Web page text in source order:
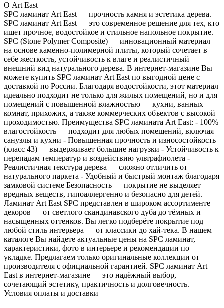
О Art East
SPC ламинат Art East — прочность камня и эстетика дерева.
SPC ламинат Art East — это современное решение для тех, кто
ищет прочное, водостойкое и стильное напольное покрытие.
SPC (Stone Polymer Composite) — инновационный материал
на основе каменно-полимерной плиты, который сочетает в
себе жесткость, устойчивость к влаге и реалистичный
внешний вид натурального дерева. В интернет-магазине Вы
можете купить SPC ламинат Art East по выгодной цене с
доставкой по России. Благодаря водостойкости, этот материал
идеально подходит не только для жилых помещений, но и для
помещений с повышенной влажностью — кухни, ванных
комнат, прихожих, а также коммерческих объектов с высокой
проходимостью. Преимущества SPC ламината Art East: - 100%
влагостойкость — подходит для любых помещений, включая
санузлы и кухни - Повышенная прочность и износостойкость
(класс 43) — выдерживает большие нагрузки - Устойчивость к
перепадам температур и воздействию ультрафиолета -
Реалистичная текстура дерева — сложно отличить от
натурального паркета - Удобный и быстрый монтаж благодаря
замковой системе Безопасность — покрытие не выделяет
вредных веществ, гипоаллергенно и безопасно для детей.
Ламинат Art East SPC представлен в широком ассортименте
декоров — от светлого скандинавского дуба до тёмных и
насыщенных оттенков. Вы легко подберёте покрытие под
любой стиль интерьера — от классики до хай-тека. В нашем
каталоге Вы найдете актуальные цены на SPC ламинат,
характеристики, фото в интерьере и рекомендации по
укладке. Предлагаем только оригинальные коллекции от
производителя с официальной гарантией. SPC ламинат Art
East в интернет-магазине — это надёжный выбор,
сочетающий эстетику, практичность и долговечность.
Условия оплаты и доставки